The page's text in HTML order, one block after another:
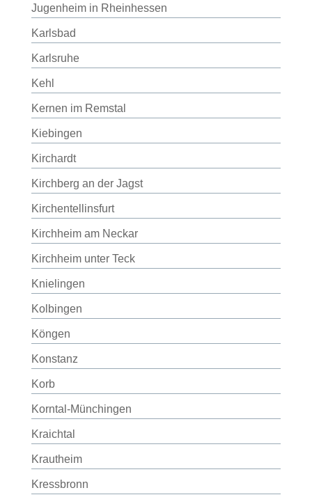
Jugenheim in Rheinhessen
Karlsbad
Karlsruhe
Kehl
Kernen im Remstal
Kiebingen
Kirchardt
Kirchberg an der Jagst
Kirchentellinsfurt
Kirchheim am Neckar
Kirchheim unter Teck
Knielingen
Kolbingen
Köngen
Konstanz
Korb
Korntal-Münchingen
Kraichtal
Krautheim
Kressbronn